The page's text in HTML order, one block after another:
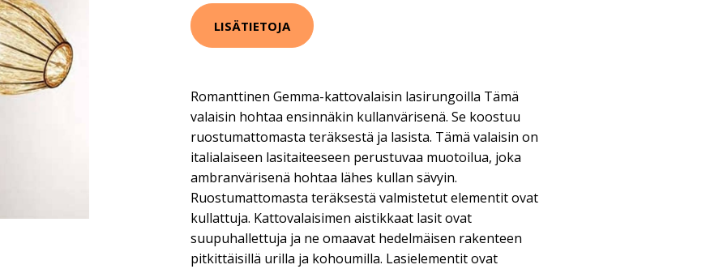
LISÄTIETOJA
Romanttinen Gemma-kattovalaisin lasirungoilla Tämä
valaisin hohtaa ensinnäkin kullanvärisenä. Se koostuu
ruostumattomasta teräksestä ja lasista. Tämä valaisin on
italialaiseen lasitaiteeseen perustuvaa muotoilua, joka
ambranvärisenä hohtaa lähes kullan sävyin.
Ruostumattomasta teräksestä valmistetut elementit ovat
kullattuja. Kattovalaisimen aistikkaat lasit ovat
suupuhallettuja ja ne omaavat hedelmäisen rakenteen
pitkittäisillä urilla ja kohoumilla. Lasielementit ovat